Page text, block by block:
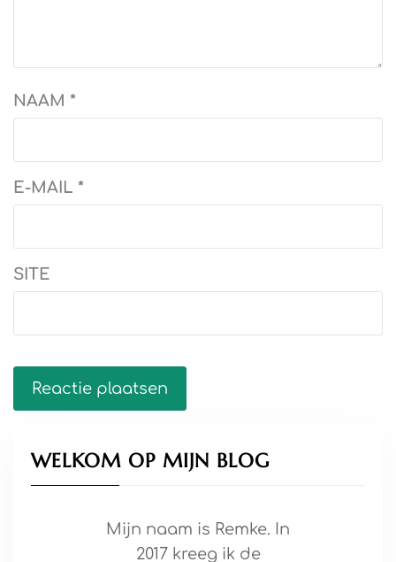
NAAM *
E-MAIL *
SITE
WELKOM OP MIJN BLOG
Mijn naam is Remke. In
2017 kreeg ik de